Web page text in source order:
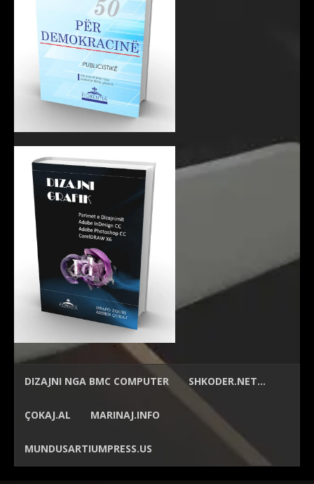
DIZAJNI NGA BMC COMPUTER SHKODER.NET…
ÇOKAJ.AL MARINAJ.INFO
MUNDUSARTIUMPRESS.US